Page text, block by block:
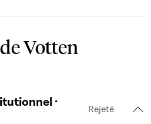
Votten
Premier vote constitutionnel · Rejeté